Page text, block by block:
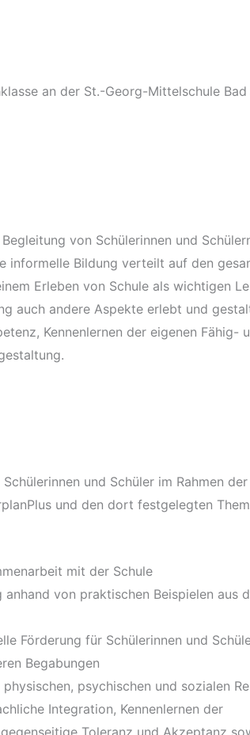
an der St.-Georg-Mittelschule
von Schülerinnen und
informelle Bildung verteilt auf den
Erleben von Schule als wichtigen
auch andere Aspekte erlebt und
Kennenlernen der eigenen Fähig-
und Schüler im Rahmen
und den dort festgelegten
mit der Schule
von praktischen Beispielen aus
Förderung für Schülerinnen und
Begabungen
psychischen und sozialen
Integration, Kennenlernen der
Toleranz und Akzeptanz